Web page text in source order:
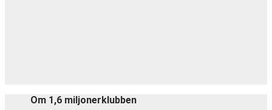
Om 1,6 miljonerklubben